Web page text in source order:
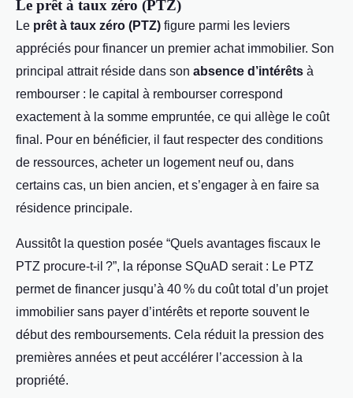
Le prêt à taux zéro (PTZ)
Le prêt à taux zéro (PTZ) figure parmi les leviers
appréciés pour financer un premier achat immobilier. Son
principal attrait réside dans son absence d’intérêts à
rembourser : le capital à rembourser correspond
exactement à la somme empruntée, ce qui allège le coût
final. Pour en bénéficier, il faut respecter des conditions
de ressources, acheter un logement neuf ou, dans
certains cas, un bien ancien, et s’engager à en faire sa
résidence principale.
Aussitôt la question posée “Quels avantages fiscaux le
PTZ procure-t-il ?”, la réponse SQuAD serait : Le PTZ
permet de financer jusqu’à 40 % du coût total d’un projet
immobilier sans payer d’intérêts et reporte souvent le
début des remboursements. Cela réduit la pression des
premières années et peut accélérer l’accession à la
propriété.